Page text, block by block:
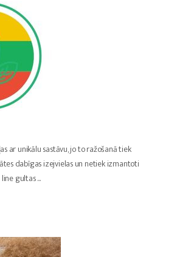
ar unikālu sastāvu, jo to ražošanā tiek
dabīgas izejvielas un netiek izmantoti
gultas...